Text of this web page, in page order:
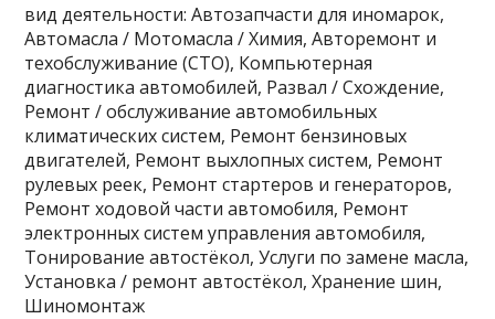
вид деятельности: Автозапчасти для иномарок,
Автомасла / Мотомасла / Химия, Авторемонт и
техобслуживание (СТО), Компьютерная
диагностика автомобилей, Развал / Схождение,
Ремонт / обслуживание автомобильных
климатических систем, Ремонт бензиновых
двигателей, Ремонт выхлопных систем, Ремонт
рулевых реек, Ремонт стартеров и генераторов,
Ремонт ходовой части автомобиля, Ремонт
электронных систем управления автомобиля,
Тонирование автостёкол, Услуги по замене масла,
Установка / ремонт автостёкол, Хранение шин,
Шиномонтаж